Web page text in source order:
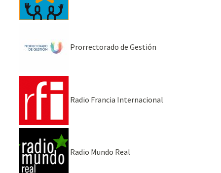
Prorrectorado de Gestión
Radio Francia Internacional
Radio Mundo Real